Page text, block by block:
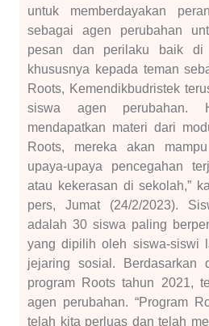
untuk memberdayakan
sebagai agen perubahan
pesan dan perilaku baik di
khususnya kepada teman
Roots, Kemendikbudristek
siswa agen perubahan.
mendapatkan materi dari
Roots, mereka akan
upaya-upaya pencegahan
atau kekerasan di sekolah,”
pers, Jumat (24/2/2023).
adalah 30 siswa paling
yang dipilih oleh siswa-siswi
jejaring sosial. Berdasarkan
program Roots tahun 2021,
agen perubahan. “Program
telah kita perluas dan telah